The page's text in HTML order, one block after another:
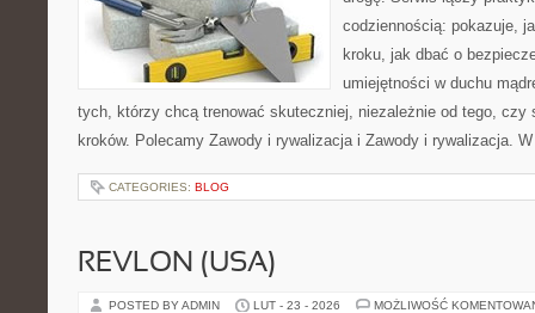
codziennością: pokazuje,
kroku, jak dbać o
umiejętności w duchu
tych, którzy chcą trenować skuteczniej, niezależnie od tego, czy
kroków. Polecamy Zawody i rywalizacja i Zawody i rywalizacja.
CATEGORIES: BLOG
REVLON (USA)
POSTED BY ADMIN LUT - 23 - 2026 MOŻLIWOŚĆ